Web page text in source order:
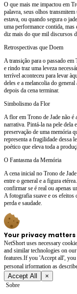
O que mais me impactou em
palavra, seus olhos
estava, ou quando segura o
uma performance contida, mas
diz mais do que mil discursos
Retrospectivas que Doem
A transição para o passado
e rindo traz uma leveza
terrível aconteceu para levar
deles e a melancolia do
depois da cena terminar.
Simbolismo da Flor
A flor em Trono de Jade não é
narrativa. Pintá-la na pele dela
preservação de uma memória
representa a fragilidade dessa
poético que eleva toda a
O Fantasma da Memória
A cena inicial no Trono de
entre o general e a figura
confirmar se é real ou apenas
A fotografia suave e os efeitos
perda e saudade.
Your privacy matters
NetShort uses necessary
and similar technologies on
features.If you 'Accept all',
personal irformation as
Accept All ×
Sobre